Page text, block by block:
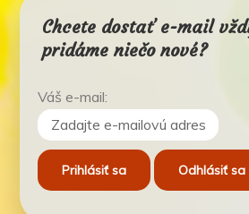
Chcete dostať e-mail
pridáme niečo nové?
Váš e-mail: